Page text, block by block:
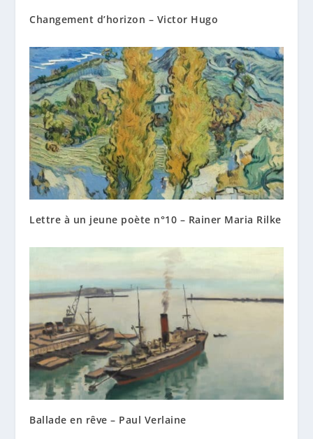
Changement d’horizon – Victor Hugo
Lettre à un jeune poète n°10 – Rainer Maria Rilke
Ballade en rêve – Paul Verlaine